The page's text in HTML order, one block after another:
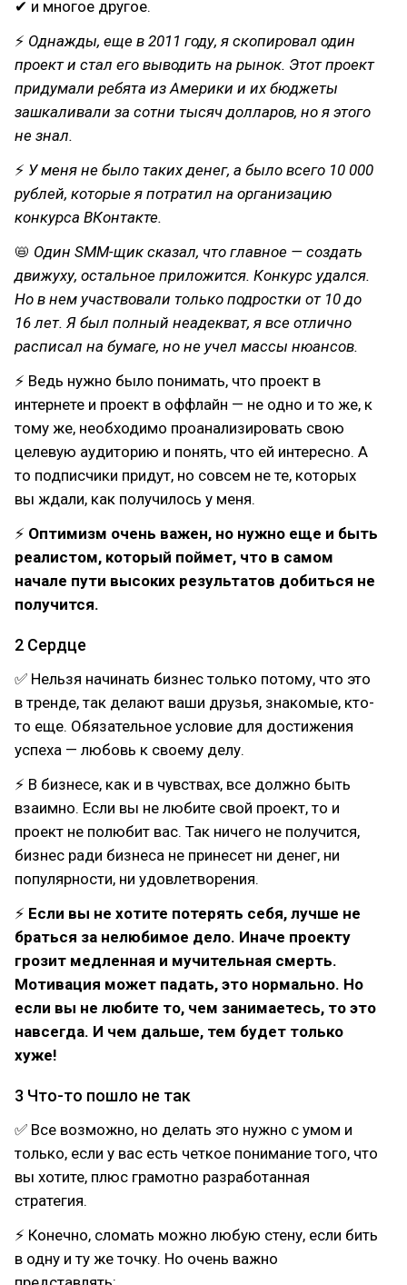
✔ и многое другое.⠀
⚡ Однажды, еще в 2011 году, я скопировал один
проект и стал его выводить на рынок. Этот проект
придумали ребята из Америки и их бюджеты
зашкаливали за сотни тысяч долларов, но я этого
не знал.
⚡ У меня не было таких денег, а было всего 10 000
рублей, которые я потратил на организацию
конкурса ВКонтакте.
📛 Один SMM-щик сказал, что главное — создать
движуху, остальное приложится. Конкурс удался.
Но в нем участвовали только подростки от 10 до
16 лет. Я был полный неадекват, я все отлично
расписал на бумаге, но не учел массы нюансов.
⚡ Ведь нужно было понимать, что проект в
интернете и проект в оффлайн — не одно и то же, к
тому же, необходимо проанализировать свою
целевую аудиторию и понять, что ей интересно. А
то подписчики придут, но совсем не те, которых
вы ждали, как получилось у меня.
⚡ Оптимизм очень важен, но нужно еще и быть
реалистом, который поймет, что в самом
начале пути высоких результатов добиться не
получится.
2 Сердце
✅ Нельзя начинать бизнес только потому, что это
в тренде, так делают ваши друзья, знакомые, кто-
то еще. Обязательное условие для достижения
успеха — любовь к своему делу.
⚡ В бизнесе, как и в чувствах, все должно быть
взаимно. Если вы не любите свой проект, то и
проект не полюбит вас. Так ничего не получится,
бизнес ради бизнеса не принесет ни денег, ни
популярности, ни удовлетворения.
⚡ Если вы не хотите потерять себя, лучше не
браться за нелюбимое дело. Иначе проекту
грозит медленная и мучительная смерть.
Мотивация может падать, это нормально. Но
если вы не любите то, чем занимаетесь, то это
навсегда. И чем дальше, тем будет только
хуже!
3 Что-то пошло не так
✅ Все возможно, но делать это нужно с умом и
только, если у вас есть четкое понимание того, что
вы хотите, плюс грамотно разработанная
стратегия.
⚡ Конечно, сломать можно любую стену, если бить
в одну и ту же точку. Но очень важно